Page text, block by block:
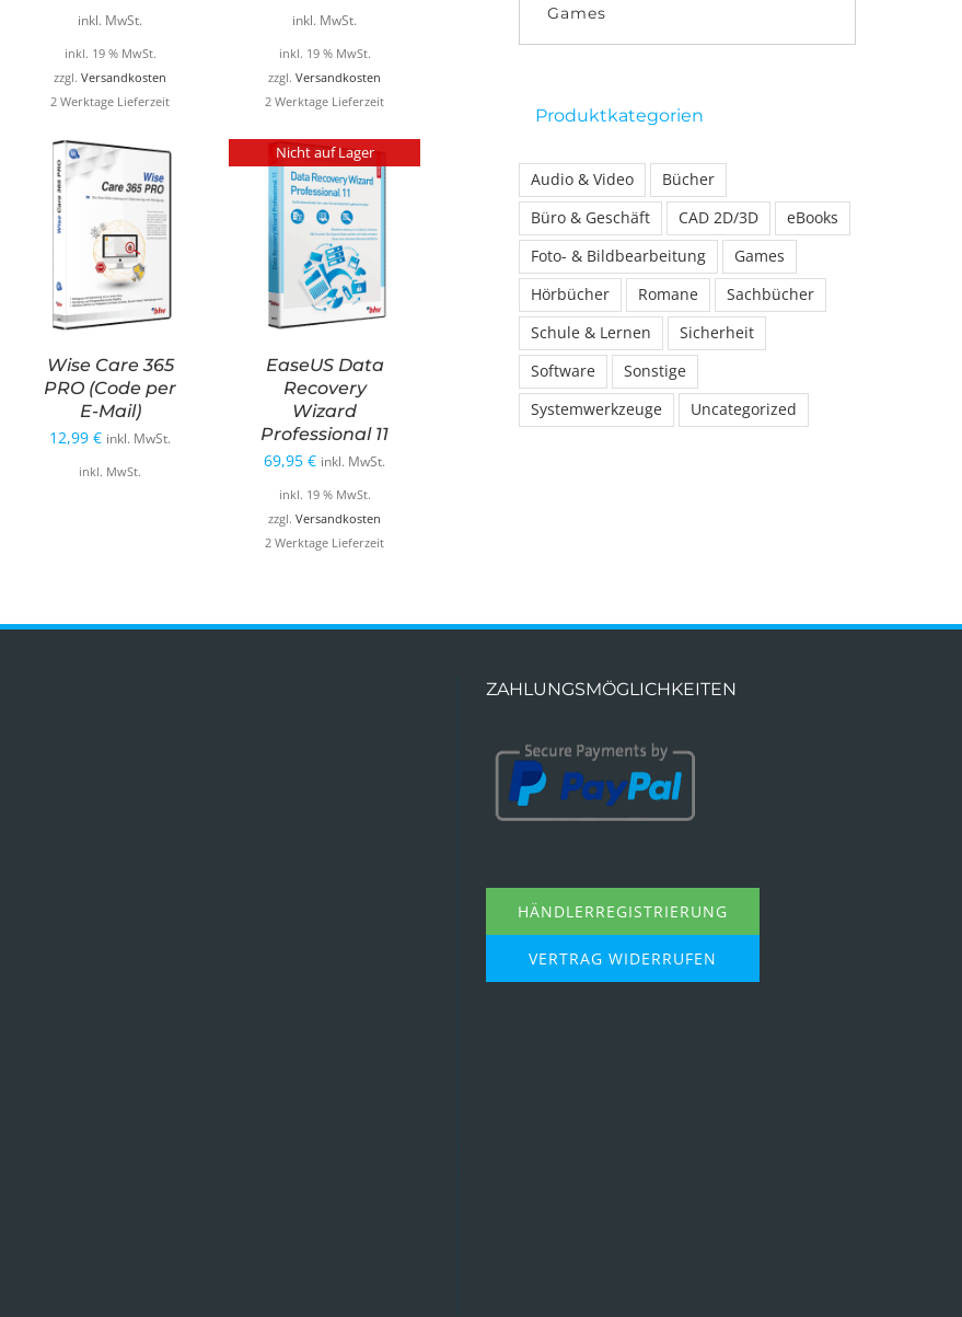
Preis
war:
29,99 €
inkl. MwSt.
inkl. 19 % MwSt.
zzgl.Versandkosten
2 Werktage Lieferzeit
Preis
war:
34,99 €
inkl. MwSt.
inkl. 19 % MwSt.
zzgl.Versandkosten
2 Werktage Lieferzeit
Wise Care 365
PRO (Code per
E-Mail)
12,99€ inkl. MwSt.
inkl. MwSt.
Nicht auf Lager
EaseUS Data
Recovery
Wizard
Professional 11
69,95€ inkl. MwSt.
inkl. 19 % MwSt.
zzgl.Versandkosten
2 Werktage Lieferzeit
Games
Produktkategorien
Audio & Video
Bücher
Büro & Geschäft
CAD 2D/3D
eBooks
Foto- & Bildbearbeitung
Games
Hörbücher
Romane
Sachbücher
Schule & Lernen
Sicherheit
Software
Sonstige
Systemwerkzeuge
Uncategorized
ZAHLUNGSMÖGLICHKEITEN
HÄNDLERREGISTRIERUNG
VERTRAG WIDERRUFEN